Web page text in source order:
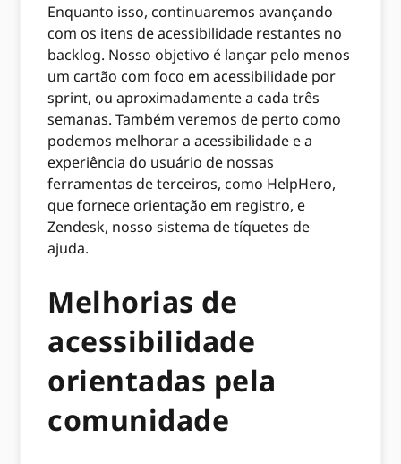
Enquanto isso, continuaremos avançando
com os itens de acessibilidade restantes no
backlog. Nosso objetivo é lançar pelo menos
um cartão com foco em acessibilidade por
sprint, ou aproximadamente a cada três
semanas. Também veremos de perto como
podemos melhorar a acessibilidade e a
experiência do usuário de nossas
ferramentas de terceiros, como HelpHero,
que fornece orientação em registro, e
Zendesk, nosso sistema de tíquetes de
ajuda.
Melhorias de
acessibilidade
orientadas pela
comunidade